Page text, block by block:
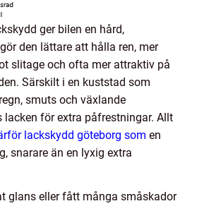
ger bilen en hård,
den lättare att hålla ren, mer
slitage och ofta mer attraktiv på
Särskilt i en kuststad som
smuts och växlande
lacken för extra påfrestningar. Allt
lackskydd göteborg som en
snarare än en lyxig extra
glans eller fått många småskador